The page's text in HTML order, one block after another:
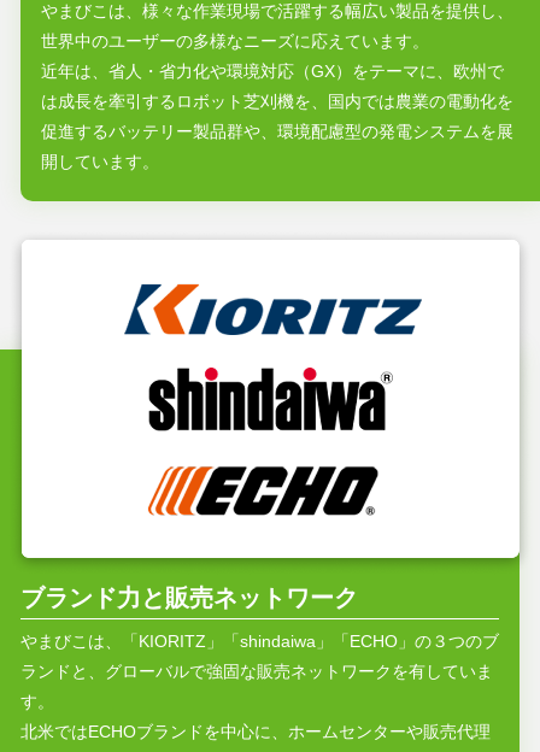
やまびこは、様々な作業現場で活躍する幅広い製品を提供し、
世界中のユーザーの多様なニーズに応えています。
近年は、省人・省力化や環境対応（GX）をテーマに、欧州で
は成長を牽引するロボット芝刈機を、国内では農業の電動化を
促進するバッテリー製品群や、環境配慮型の発電システムを展
開しています。
ブランド力と販売ネットワーク
やまびこは、「KIORITZ」「shindaiwa」「ECHO」の３つのブ
ランドと、グローバルで強固な販売ネットワークを有していま
す。
北米ではECHOブランドを中心に、ホームセンターや販売代理